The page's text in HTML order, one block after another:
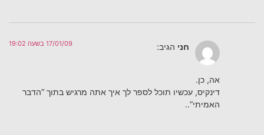
חני הגיב: 17/01/09 בשעה 19:02
אה, כן.
דינקיס, עכשיו תוכל לספר לך איך אתה מרגיש בתוך “הדבר
האמיתי”..